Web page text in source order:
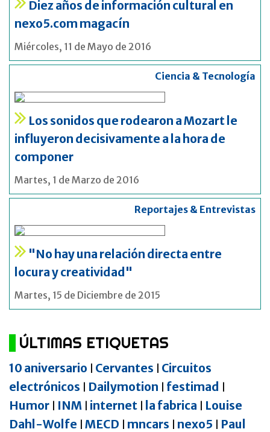
Diez años de información cultural en
nexo5.com magacín
Miércoles, 11 de Mayo de 2016
Ciencia & Tecnología
Los sonidos que rodearon a Mozart le
influyeron decisivamente a la hora de
componer
Martes, 1 de Marzo de 2016
Reportajes & Entrevistas
"No hay una relación directa entre
locura y creatividad"
Martes, 15 de Diciembre de 2015
ÚLTIMAS ETIQUETAS
10 aniversario Cervantes
Circuitos
electrónicos
Dailymotion festimad
Humor INM internet la fabrica
Louise
Dahl-Wolfe MECD mncars nexo5
Paul